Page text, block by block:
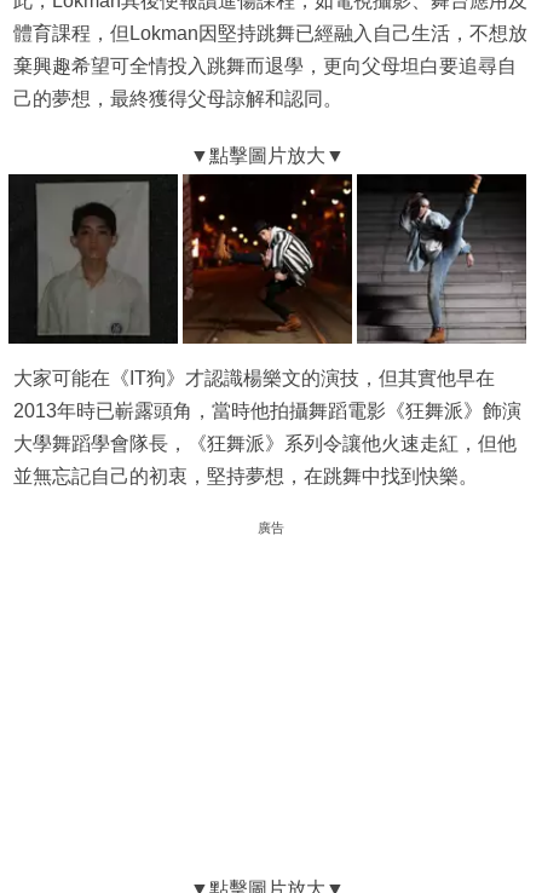
體育課程，但Lokman因堅持跳舞已經融入自己生活，不想放
棄興趣希望可全情投入跳舞而退學，更向父母坦白要追尋自
己的夢想，最終獲得父母諒解和認同。
大家可能在《IT狗》才認識楊樂文的演技，但其實他早在
2013年時已嶄露頭角，當時他拍攝舞蹈電影《狂舞派》飾演
大學舞蹈學會隊長，《狂舞派》系列令讓他火速走紅，但他
並無忘記自己的初衷，堅持夢想，在跳舞中找到快樂。
廣告